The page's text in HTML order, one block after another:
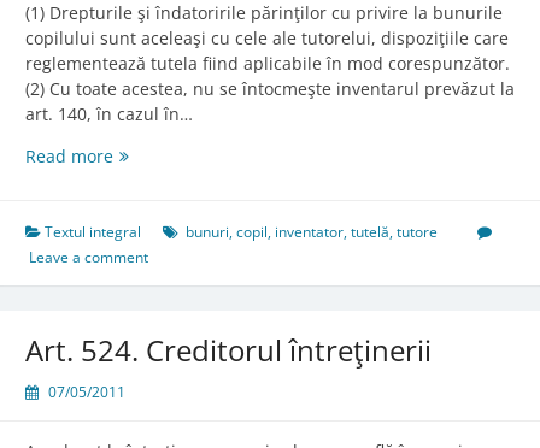
(1) Drepturile şi îndatoririle părinţilor cu privire la bunurile
copilului sunt aceleaşi cu cele ale tutorelui, dispoziţiile care
reglementează tutela fiind aplicabile în mod corespunzător.
(2) Cu toate acestea, nu se întocmeşte inventarul prevăzut la
art. 140, în cazul în…
Read moreArt.
dispoziţii
aplicabile
Textul integral bunuri,copil, inventator,tutelă,tutore
Leave a comment
Art. 524. Creditorul întreţinerii
07/05/2011